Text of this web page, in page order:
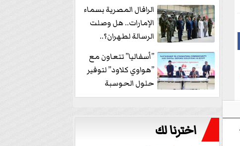
الرافال المصرية بسماء
الإمارات.. هل وصلت
الرسالة لطهران؟..
”ماعت جروب” تُجيب؟
|...
”أسفاليا” تتعاون مع
”هواوي كلاود” لتوفير
حلول الحوسبة
السحابية والأمن
اخترنا لك